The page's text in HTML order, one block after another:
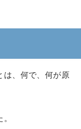
は、何で、何が原